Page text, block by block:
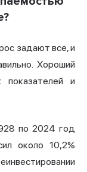
задают все, и
Хороший
показателей и
по 2024 год
около 10,2%